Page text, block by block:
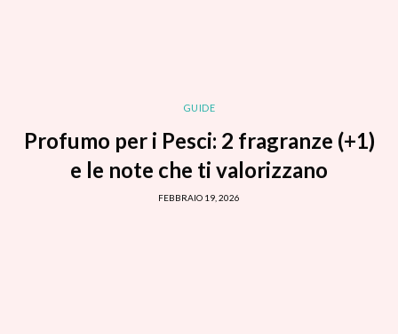
GUIDE
Profumo per i Pesci: 2 fragranze (+1)
e le note che ti valorizzano
FEBBRAIO 19, 2026